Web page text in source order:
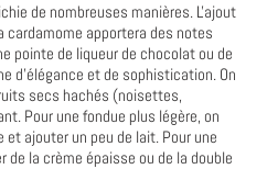
de nombreuses manières. L'ajout
cardamome apportera des notes
pointe de liqueur de chocolat ou de
d'élégance et de sophistication. On
secs hachés (noisettes,
Pour une fondue plus légère, on
ajouter un peu de lait. Pour une
la crème épaisse ou de la double